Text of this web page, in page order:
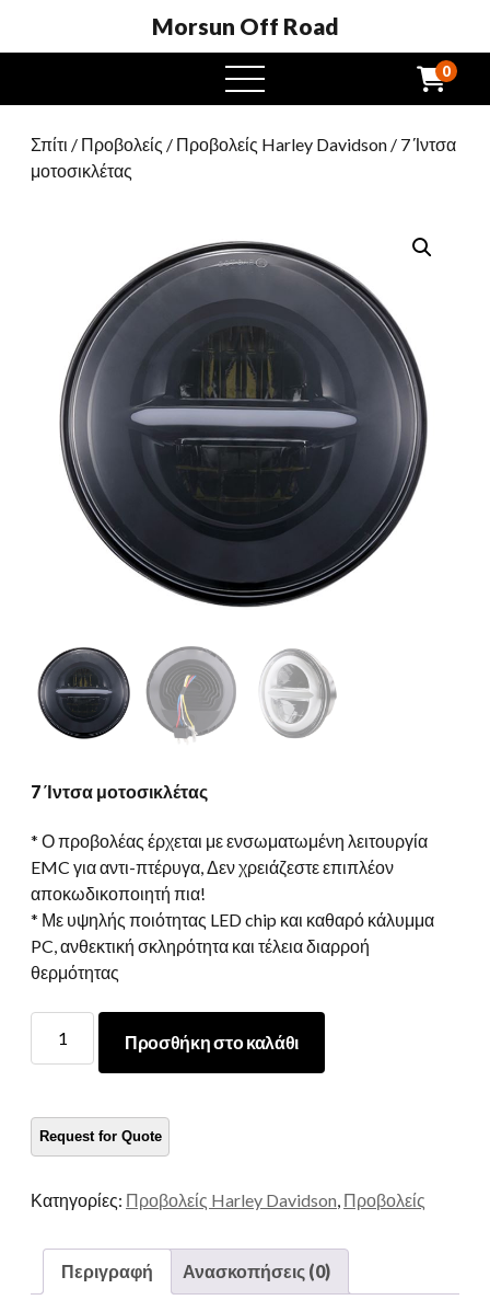
Morsun Off Road
μενού 0
Σπίτι / Προβολείς / Προβολείς Harley Davidson / 7 Ίντσα
μοτοσικλέτας
7 Ίντσα μοτοσικλέτας
* Ο προβολέας έρχεται με ενσωματωμένη λειτουργία
EMC για αντι-πτέρυγα, Δεν χρειάζεστε επιπλέον
αποκωδικοποιητή πια!
* Με υψηλής ποιότητας LED chip και καθαρό κάλυμμα
PC, ανθεκτική σκληρότητα και τέλεια διαρροή
θερμότητας
Ίντσα
μοτοσικλέτας
Προσθήκη στο καλάθι
Κατηγορίες: Προβολείς Harley Davidson Προβολείς
Περιγραφή Ανασκοπήσεις (0)